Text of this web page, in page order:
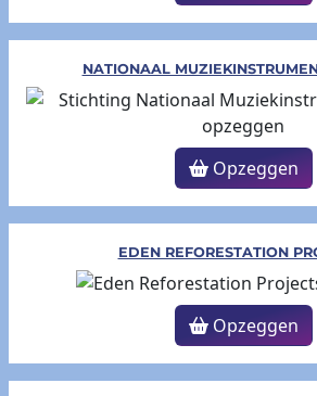
NATIONAAL
Opzeggen
EDEN REFORESTATION
Opzeggen